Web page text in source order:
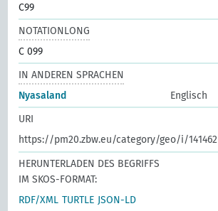
C99
NOTATIONLONG
C 099
IN ANDEREN SPRACHEN
Nyasaland
Englisch
URI
https://pm20.zbw.eu/category/geo/i/141462
HERUNTERLADEN DES BEGRIFFS
IM SKOS-FORMAT:
RDF/XML TURTLE JSON-LD